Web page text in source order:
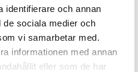
identifierare och annan
de sociala medier och
vi samarbetar med.
informationen med annan
eller som de har
för att ta del av
nyheter.